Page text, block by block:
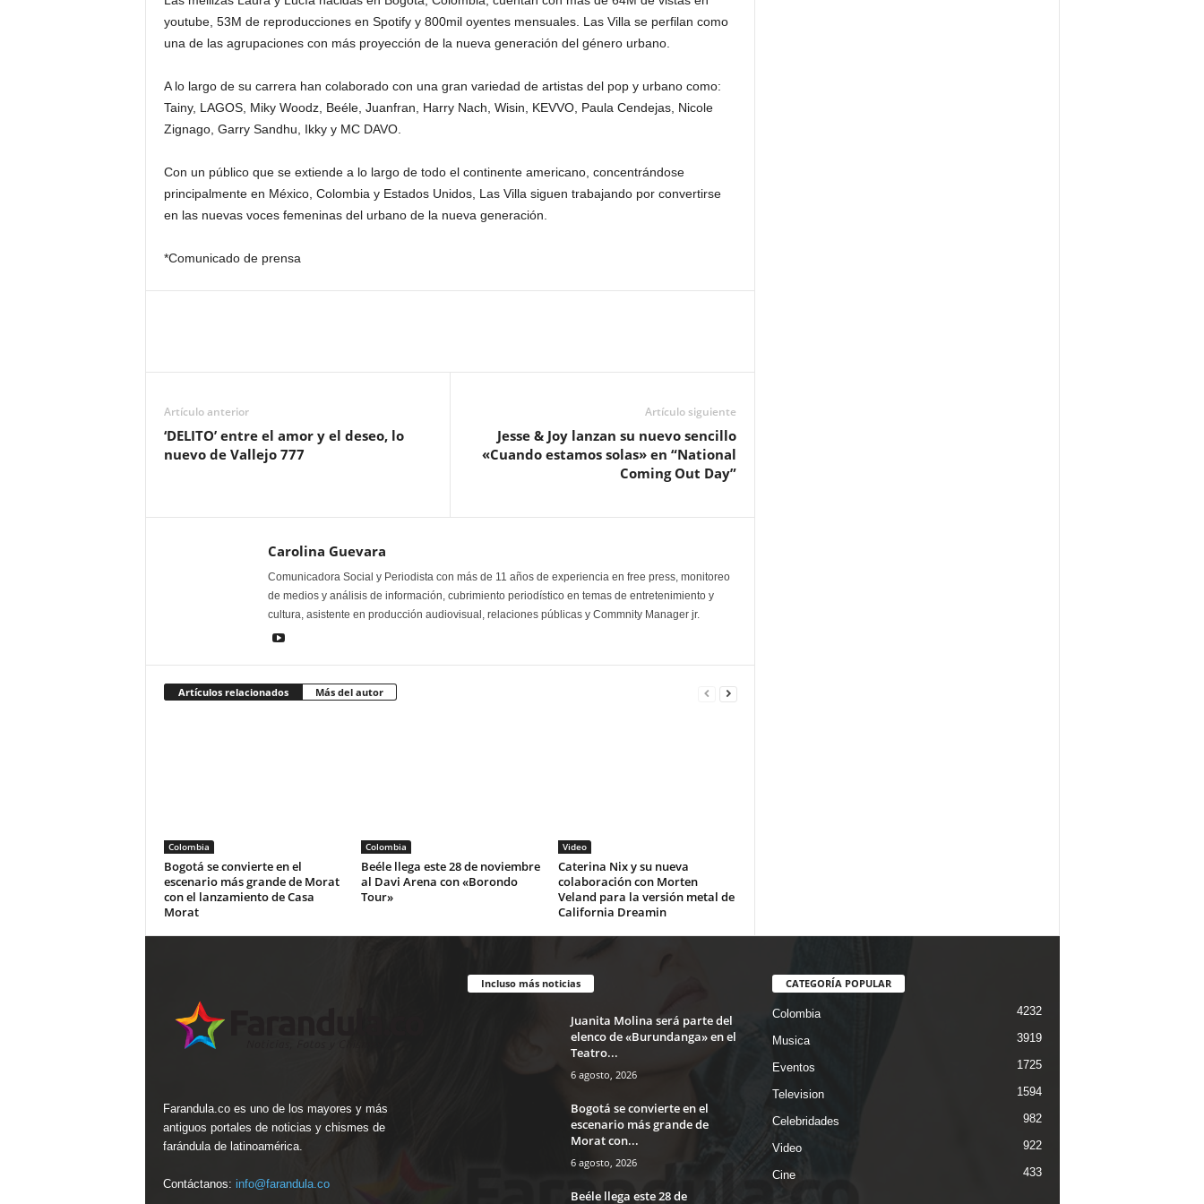
youtube, 53M de reproducciones en Spotify y 800mil oyentes mensuales. Las Villa se perfilan como
una de las agrupaciones con más proyección de la nueva generación del género urbano.
A lo largo de su carrera han colaborado con una gran variedad de artistas del pop y urbano como:
Tainy, LAGOS, Miky Woodz, Beéle, Juanfran, Harry Nach, Wisin, KEVVO, Paula Cendejas, Nicole
Zignago, Garry Sandhu, Ikky y MC DAVO.
Con un público que se extiende a lo largo de todo el continente americano, concentrándose
principalmente en México, Colombia y Estados Unidos, Las Villa siguen trabajando por convertirse
en las nuevas voces femeninas del urbano de la nueva generación.
*Comunicado de prensa
Artículo anterior
‘DELITO’ entre el amor y el deseo, lo
nuevo de Vallejo 777
Artículo siguiente
Jesse & Joy lanzan su nuevo sencillo
«Cuando estamos solas» en “National
Coming Out Day”
Carolina Guevara
Comunicadora Social y Periodista con más de 11 años de experiencia en free press, monitoreo
de medios y análisis de información, cubrimiento periodístico en temas de entretenimiento y
cultura, asistente en producción audiovisual, relaciones públicas y Commnity Manager jr.
Artículos relacionados Más del autor
Colombia
Bogotá se convierte en el
escenario más grande de Morat
con el lanzamiento de Casa
Morat
Colombia
Beéle llega este 28 de noviembre
al Davi Arena con «Borondo
Tour»
Video
Caterina Nix y su nueva
colaboración con Morten
Veland para la versión metal de
California Dreamin
Farandula.co es uno de los mayores y más
antiguos portales de noticias y chismes de
farándula de latinoamérica.
Contáctanos: info@farandula.co
Incluso más noticias
Juanita Molina será parte del
elenco de «Burundanga» en el
Teatro...
6 agosto, 2026
Bogotá se convierte en el
escenario más grande de
Morat con...
6 agosto, 2026
Beéle llega este 28 de
CATEGORÍA POPULAR
Colombia 4232
Musica 3919
Eventos 1725
Television 1594
Celebridades 982
Video 922
Cine 433